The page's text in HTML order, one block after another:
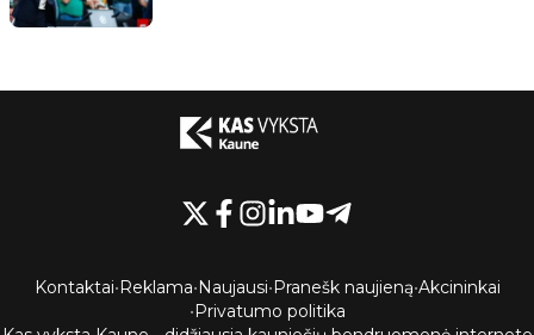
Kontaktai•Reklama•Naujausi•Pranešk naujieną•Akcininkai
•Privatumo politika